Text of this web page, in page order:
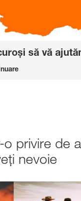
să vă
o privire de
nevoie